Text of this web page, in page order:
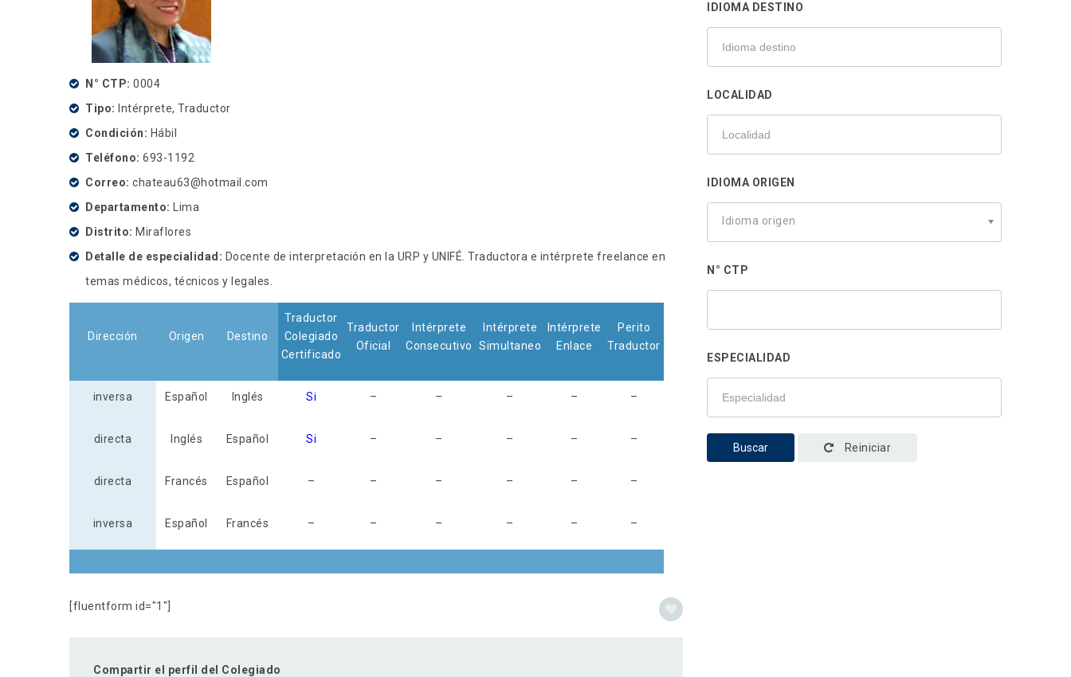
N° CTP 0004
Tipo Intérprete, Traductor
Condición
Hábil
Teléfono 693-1192
Correo chateau63@hotmail.com
Departamento Lima
Distrito Miraflores
Detalle de especialidad
Docente de interpretación en la URP y UNIFÉ. Traductora e intérprete freelance en
temas médicos, técnicos y legales.
Dirección Origen Destino
Traductor
Colegiado
Certificado
Traductor
Oficial
Intérprete
Consecutivo
Intérprete
Simultaneo
Intérprete
Enlace
Perito
Traductor
inversa Español Inglés Si – – – – –
directa Inglés Español Si – – – – –
directa Francés Español – – – – – –
inversa Español Francés – – – – – –
[fluentform id="1"]
Compartir el perfil del Colegiado
IDIOMA DESTINO
LOCALIDAD
IDIOMA ORIGEN
Idioma origen
N° CTP
ESPECIALIDAD
Buscar Reiniciar